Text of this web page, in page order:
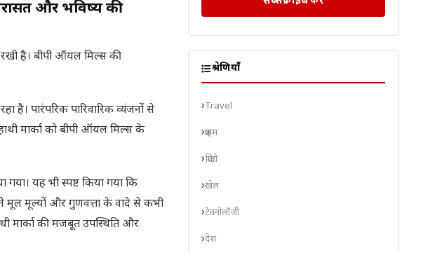
और भविष्य की
है। बीपी ऑयल मिल्स की
है। पारंपरिक पारिवारिक व्यंजनों से
मार्का को बीपी ऑयल मिल्स के
यह भी स्पष्ट किया गया कि
मूल मूल्यों और गुणवत्ता के वादे से कभी
मार्का की मजबूत उपस्थिति और
श्रेणियाँ
Travel
क्राइम
क्रिप्टो
खेल
टेक्नोलॉजी
देश